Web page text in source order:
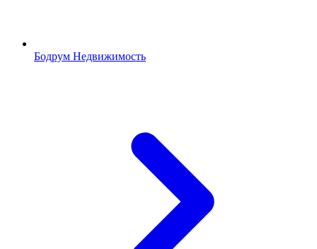
Бодрум Недвижимость